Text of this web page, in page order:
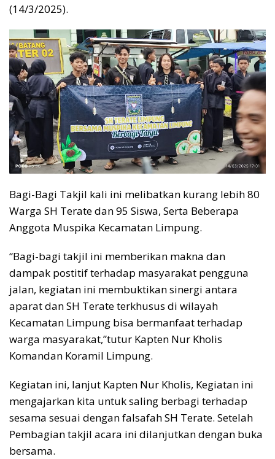
(14/3/2025).
Bagi-Bagi Takjil kali ini melibatkan kurang lebih 80
Warga SH Terate dan 95 Siswa, Serta Beberapa
Anggota Muspika Kecamatan Limpung.
“Bagi-bagi takjil ini memberikan makna dan
dampak postitif terhadap masyarakat pengguna
jalan, kegiatan ini membuktikan sinergi antara
aparat dan SH Terate terkhusus di wilayah
Kecamatan Limpung bisa bermanfaat terhadap
warga masyarakat,”tutur Kapten Nur Kholis
Komandan Koramil Limpung.
Kegiatan ini, lanjut Kapten Nur Kholis, Kegiatan ini
mengajarkan kita untuk saling berbagi terhadap
sesama sesuai dengan falsafah SH Terate. Setelah
Pembagian takjil acara ini dilanjutkan dengan buka
bersama.